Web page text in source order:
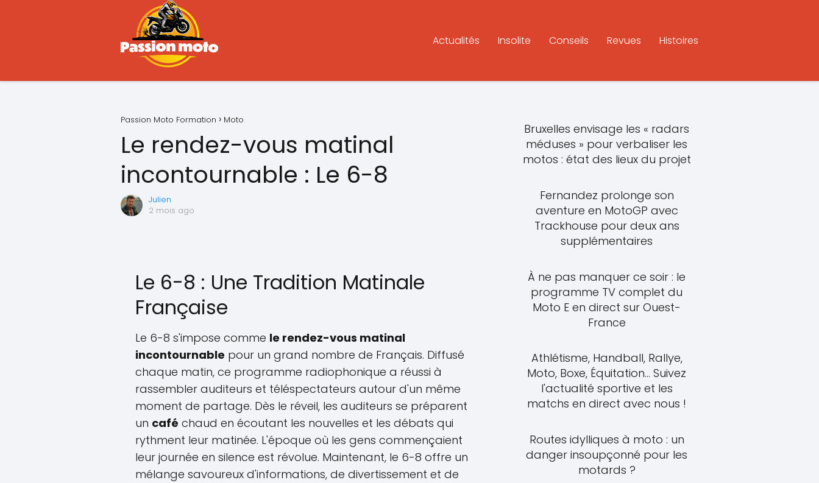
Actualités Insolite Conseils Revues Histoires
Passion Moto Formation Moto
Le rendez-vous matinal
incontournable : Le 6-8
Julien
2 mois ago
Le 6-8 : Une Tradition Matinale
Française
Le 6-8 s'impose comme le rendez-vous matinal
incontournable pour un grand nombre de Français. Diffusé
chaque matin, ce programme radiophonique a réussi à
rassembler auditeurs et téléspectateurs autour d'un même
moment de partage. Dès le réveil, les auditeurs se préparent
un café chaud en écoutant les nouvelles et les débats qui
rythment leur matinée. L'époque où les gens commençaient
leur journée en silence est révolue. Maintenant, le 6-8 offre un
mélange savoureux d'informations, de divertissement et de
Bruxelles envisage les « radars
méduses » pour verbaliser les
motos : état des lieux du projet
Fernandez prolonge son
aventure en MotoGP avec
Trackhouse pour deux ans
supplémentaires
À ne pas manquer ce soir : le
programme TV complet du
Moto E en direct sur Ouest-
France
Athlétisme, Handball, Rallye,
Moto, Boxe, Équitation... Suivez
l'actualité sportive et les
matchs en direct avec nous !
Routes idylliques à moto : un
danger insoupçonné pour les
motards ?